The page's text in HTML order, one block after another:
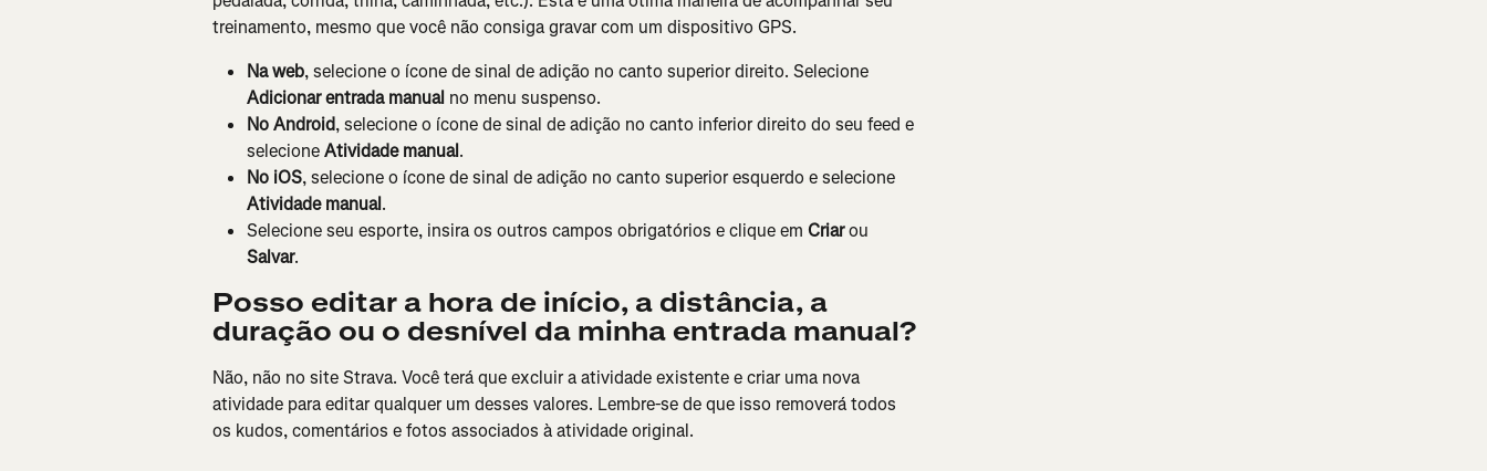
treinamento, mesmo que você não consiga gravar com um dispositivo GPS.
Na web, selecione o ícone de sinal de adição no canto superior direito. Selecione
Adicionar entrada manual no menu suspenso.
No Android, selecione o ícone de sinal de adição no canto inferior direito do seu feed e
selecione Atividade manual.
No iOS, selecione o ícone de sinal de adição no canto superior esquerdo e selecione
Atividade manual.
Selecione seu esporte, insira os outros campos obrigatórios e clique em Criar ou
Salvar.
Posso editar a hora de início, a distância, a
duração ou o desnível da minha entrada manual?
Não, não no site Strava. Você terá que excluir a atividade existente e criar uma nova
atividade para editar qualquer um desses valores. Lembre-se de que isso removerá todos
os kudos, comentários e fotos associados à atividade original.